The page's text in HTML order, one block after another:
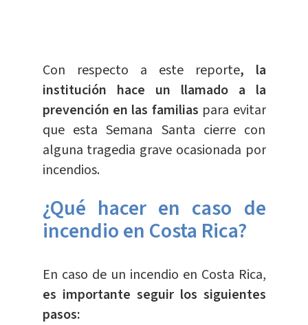
Con respecto a este reporte, la
institución hace un llamado a la
prevención en las familias para evitar
que esta Semana Santa cierre con
alguna tragedia grave ocasionada por
incendios.
¿Qué hacer en caso de
incendio en Costa Rica?
En caso de un incendio en Costa Rica,
es importante seguir los siguientes
pasos: